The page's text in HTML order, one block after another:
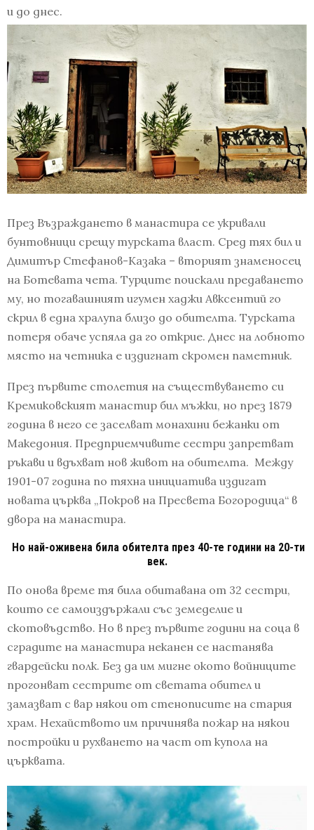
и до днес.
През Възраждането в манастира се укривали
бунтовници срещу турската власт. Сред тях бил и
Димитър Стефанов-Казака – вторият знаменосец
на Ботевата чета. Турците поискали предаването
му, но тогавашният игумен хаджи Авксентий го
скрил в една хралупа близо до обителта. Турската
потеря обаче успяла да го открие. Днес на лобното
място на четника е издигнат скромен паметник.
През първите столетия на съществуването си
Кремиковският манастир бил мъжки, но през 1879
година в него се заселват монахини бежанки от
Македония. Предприемчивите сестри запретват
ръкави и вдъхват нов живот на обителта. Между
1901-07 година по тяхна инициатива издигат
новата църква „Покров на Пресвета Богородица“ в
двора на манастира.
Но най-оживена била обителта през 40-те години на 20-ти
век.
По онова време тя била обитавана от 32 сестри,
които се самоиздържали със земеделие и
скотовъдство. Но в през първите години на соца в
сградите на манастира неканен се настанява
гвардейски полк. Без да им мигне окото войниците
прогонват сестрите от светата обител и
замазват с вар някои от стенописите на стария
храм. Нехайството им причинява пожар на някои
постройки и рухването на част от купола на
църквата.